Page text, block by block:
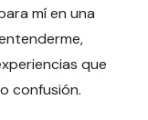
mí en una
que
confusión.